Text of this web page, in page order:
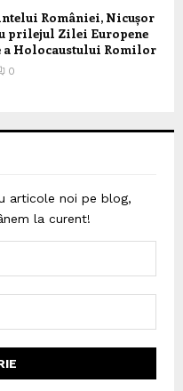
României, Nicușor
prilejul Zilei Europene
a Holocaustului Romilor
0
articole noi pe blog,
la curent!